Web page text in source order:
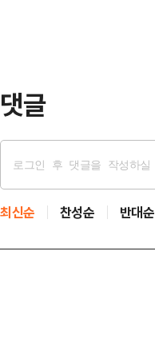
댓글
최신순 찬성순 반대순